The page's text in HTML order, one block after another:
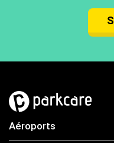
Aéroports